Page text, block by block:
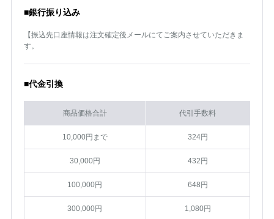
■銀行振り込み
【振込先口座情報は注文確定後メールにてご案内させていただきま
す。
■代金引換
商品価格合計 代引手数料
10,000円まで 324円
30,000円 432円
100,000円 648円
300,000円 1,080円